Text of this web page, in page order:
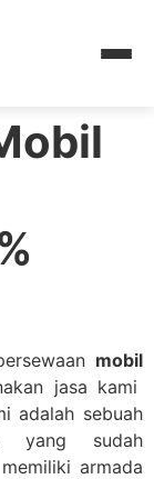
mobil
jasa kami
adalah sebuah
yang sudah
armada